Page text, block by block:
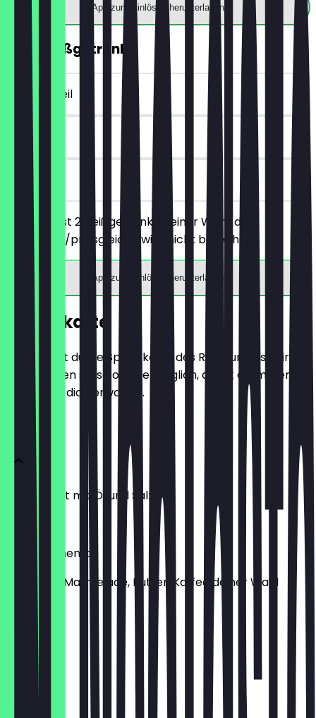
App zum Einlösen herunterladen
2für1 Heißgetränk
~€ 4 Vorteil
30 Tage
vor Ort
Du bestellst 2 Heißgetränke deiner Wahl, das
günstigere/preisgleiche wird nicht berechnet.
App zum Einlösen herunterladen
Speisekarte
Hier findest du die Speisekarte des Restaurants. Wir
aktualisieren sie so oft wie möglich, damit du immer
weißt, was dich erwartet.
Bauernbrot mit Öl und Salz
€ 6,90
The Continental
Croissant, Marmelade, Butter, Kaffee deiner Wahl
€ 5,00
€ 3,90
Tartufo